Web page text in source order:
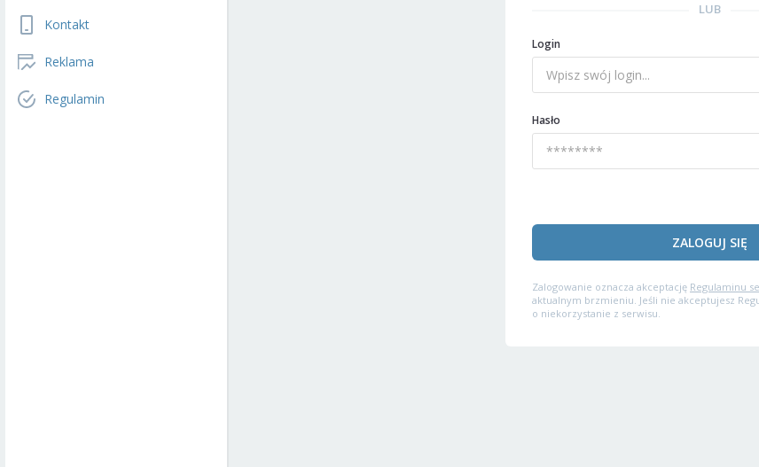
Kontakt
Reklama
Regulamin
LUB
Login
Hasło
ZALOGUJ SIĘ
Zalogowanie oznacza akceptację Regulaminu
aktualnym brzmieniu. Jeśli nie akceptujesz
o niekorzystanie z serwisu.